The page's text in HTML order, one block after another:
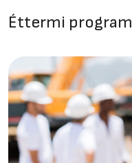
Éttermi